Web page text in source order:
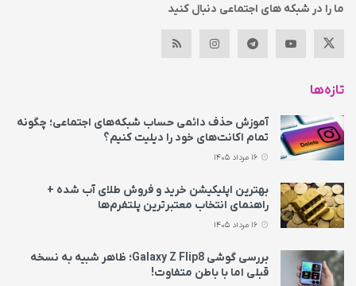
ما را در شبکه های اجتماعی دنبال کنید
تازه‌ها
آموزش حذف دائمی حساب شبکه‌های اجتماعی؛ چگونه
تمام اکانت‌های خود را دیلیت کنیم؟
بهترین اپلیکیشن خرید و فروش طلای آب شده +
راهنمای انتخاب معتبرترین پلتفرم‌ها
بررسی گوشی Galaxy Z Flip8؛ ظاهر شبیه به نسخه
قبلی اما با باطن متفاوت!